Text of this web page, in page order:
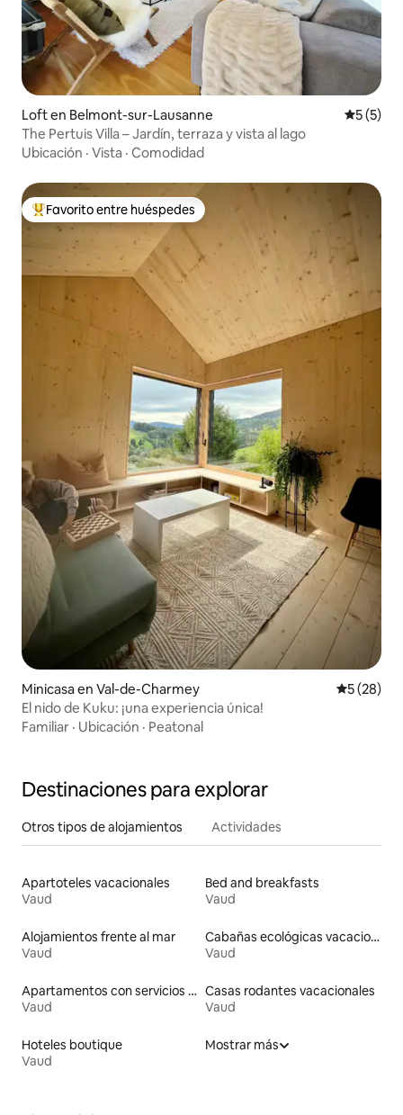
Loft en Belmont-sur-Lausanne
5 (5)
The Pertuis Villa – Jardín, terraza y vista al lago
Ubicación · Vista · Comodidad
Favorito entre huéspedes preferido
Favorito entre huéspedes
Minicasa en Val-de-Charmey
5 (28)
El nido de Kuku: ¡una experiencia única!
Familiar · Ubicación · Peatonal
Destinaciones para explorar
Otros tipos de alojamientos Actividades
Apartoteles vacacionales
Vaud
Bed and breakfasts
Vaud
Alojamientos frente al mar
Vaud
Cabañas ecológicas vacacionales
Vaud
Apartamentos con servicios incluidos vacacionales
Vaud
Casas rodantes vacacionales
Vaud
Hoteles boutique
Vaud
Mostrar más